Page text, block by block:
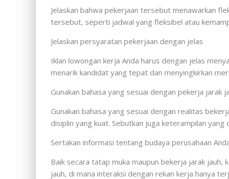
Jelaskan bahwa pekerjaan tersebut menawarkan
tersebut, seperti jadwal yang fleksibel atau
Jelaskan persyaratan pekerjaan dengan jelas
Iklan lowongan kerja Anda harus dengan jelas
menarik kandidat yang tepat dan menyingkirkan
Gunakan bahasa yang sesuai dengan pekerja jarak
Gunakan bahasa yang sesuai dengan realitas
disiplin yang kuat. Sebutkan juga keterampilan
Sertakan informasi tentang budaya perusahaan
Baik secara tatap muka maupun bekerja jarak jauh,
jauh, di mana interaksi dengan rekan kerja hanya